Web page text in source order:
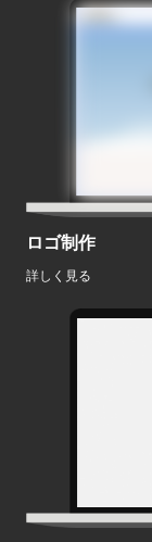
ロゴ制作
詳しく見る